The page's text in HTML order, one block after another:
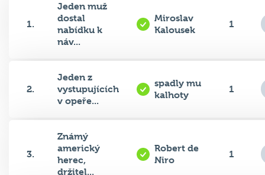
1.
Jeden muž
dostal
nabídku k
náv...
Miroslav
Kalousek
1
2.
Jeden z
vystupujících
v opeře...
spadly mu
kalhoty
1
3.
Známý
americký
herec,
držitel...
Robert de
Niro
1